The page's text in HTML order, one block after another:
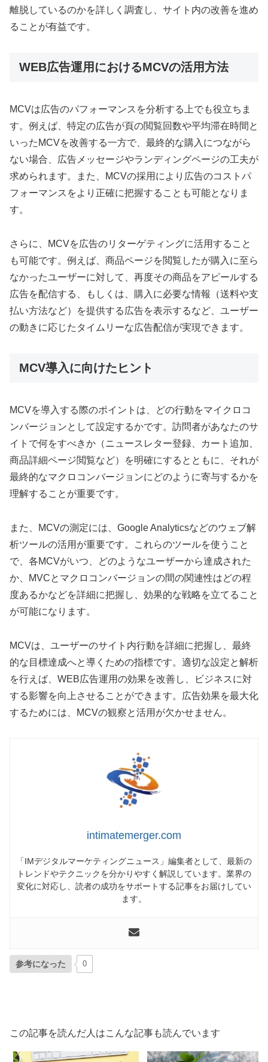
離脱しているのかを詳しく調査し、サイト内の改善を進め
ることが有益です。
WEB広告運用におけるMCVの活用方法
MCVは広告のパフォーマンスを分析する上でも役立ちま
す。例えば、特定の広告が頁の閲覧回数や平均滞在時間と
いったMCVを改善する一方で、最終的な購入につながら
ない場合、広告メッセージやランディングページの工夫が
求められます。また、MCVの採用により広告のコストパ
フォーマンスをより正確に把握することも可能となりま
す。
さらに、MCVを広告のリターゲティングに活用すること
も可能です。例えば、商品ページを閲覧したが購入に至ら
なかったユーザーに対して、再度その商品をアピールする
広告を配信する、もしくは、購入に必要な情報（送料や支
払い方法など）を提供する広告を表示するなど、ユーザー
の動きに応じたタイムリーな広告配信が実現できます。
MCV導入に向けたヒント
MCVを導入する際のポイントは、どの行動をマイクロコ
ンバージョンとして設定するかです。訪問者があなたのサ
イトで何をすべきか（ニュースレター登録、カート追加、
商品詳細ページ閲覧など）を明確にするとともに、それが
最終的なマクロコンバージョンにどのように寄与するかを
理解することが重要です。
また、MCVの測定には、Google Analyticsなどのウェブ解
析ツールの活用が重要です。これらのツールを使うこと
で、各MCVがいつ、どのようなユーザーから達成された
か、MVCとマクロコンバージョンの間の関連性はどの程
度あるかなどを詳細に把握し、効果的な戦略を立てること
が可能になります。
MCVは、ユーザーのサイト内行動を詳細に把握し、最終
的な目標達成へと導くための指標です。適切な設定と解析
を行えば、WEB広告運用の効果を改善し、ビジネスに対
する影響を向上させることができます。広告効果を最大化
するためには、MCVの観察と活用が欠かせません。
intimatemerger.com
「IMデジタルマーケティングニュース」編集者として、最新の
トレンドやテクニックを分かりやすく解説しています。業界の
変化に対応し、読者の成功をサポートする記事をお届けしてい
ます。
参考になった 0
この記事を読んだ人はこんな記事も読んでいます